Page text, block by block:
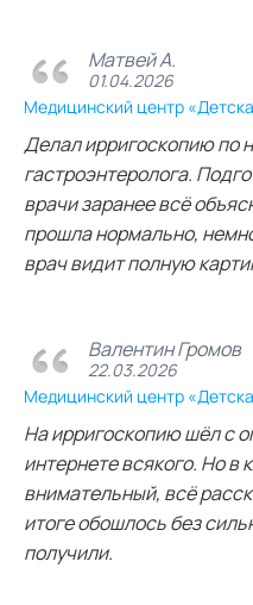
Матвей А.
01.04.2026
Медицинский центр
Делал ирригоскопию по
гастроэнтеролога.
врачи заранее всё
прошла нормально,
врач видит полную
Валентин Громов
22.03.2026
Медицинский центр
На ирригоскопию шёл с
интернете всякого. Но в
внимательный, всё
итоге обошлось без
получили.